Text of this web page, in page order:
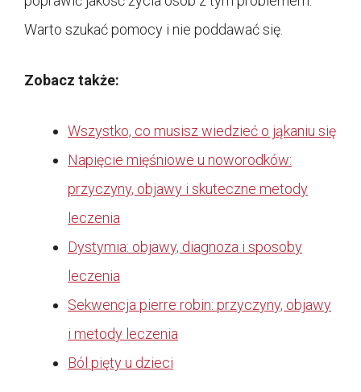
Warto szukać pomocy i nie poddawać się.
Zobacz także:
Wszystko, co musisz wiedzieć o jąkaniu się
Napięcie mięśniowe u noworodków:
przyczyny, objawy i skuteczne metody
leczenia
Dystymia: objawy, diagnoza i sposoby
leczenia
Sekwencja pierre robin: przyczyny, objawy
i metody leczenia
Ból pięty u dzieci